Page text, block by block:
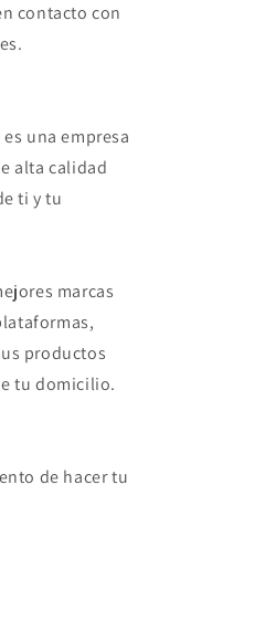
contacto con
una empresa
alta calidad
ti y tu
marcas
productos
tu domicilio.
de hacer tu